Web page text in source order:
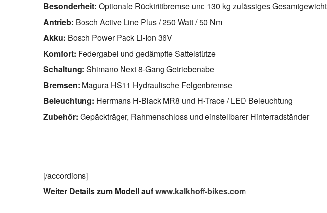
Besonderheit: Optionale Rücktrittbremse und 130 kg zulässiges Gesamtgewicht
Antrieb: Bosch Active Line Plus / 250 Watt / 50 Nm
Akku: Bosch Power Pack Li-Ion 36V
Komfort: Federgabel und gedämpfte Sattelstütze
Schaltung: Shimano Next 8-Gang Getriebenabe
Bremsen: Magura HS11 Hydraulische Felgenbremse
Beleuchtung: Herrmans H-Black MR8 und H-Trace / LED Beleuchtung
Zubehör: Gepäckträger, Rahmenschloss und einstellbarer Hinterradständer
[/accordions]
Weiter Details zum Modell aufwww.kalkhoff-bikes.com